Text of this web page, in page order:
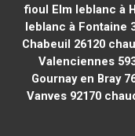
fioul Elm leblanc à
leblanc à Fontaine
Chabeuil 26120
Valenciennes
Gournay en Bray
Vanves 92170